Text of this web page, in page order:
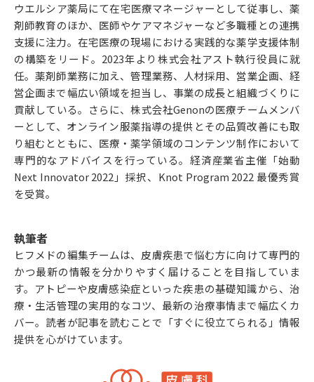
ウエルシア薬局にて在宅医療マネージャーとして従事し、薬
剤師教育のほか、医師やケアマネジャーなど多職種との連携
支援に注力。在宅医療の現場における実践的な薬学支援体制
の構築をリード。2023年より株式会社アスト執行役員に就
任。薬剤師業務に加え、管理業務、人材採用、営業企画、経
営企画まで幅広い領域を担当し、事業の成長と組織づくりに
貢献している。さらに、株式会社Genonの医療チームメンバ
ーとして、オンライン服薬指導の提供とその品質改善にも取
り組むとともに、医療・薬学領域のコンテンツ制作において
専門的なアドバイスを行っている。経済産業省主催「始動
Next Innovator 2022」採択、Knot Program 2022 最優秀賞
を受賞。
執筆者
ヒフメドの編集チームは、皮膚疾患で悩む方に向けて専門的
かつ最新の情報を分かりやすく届けることを目指していま
す。アトピーや皮膚感染症といった疾患の基礎知識から、治
療・生活管理の実用的なコツ、最新の治療事情まで幅広くカ
バー。読者が記事を読むことで「すぐに役立てられる」情報
提供を心がけています。